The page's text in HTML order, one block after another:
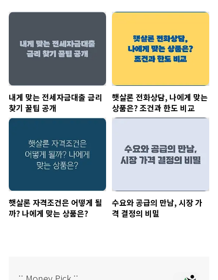
내게 맞는 전세자금대출 금리
찾기 꿀팁 공개
햇살론 전화상담, 나에게 맞는
상품은? 조건과 한도 비교
햇살론 자격조건은 어떻게 될
까? 나에게 맞는 상품은?
수요와 공급의 만남, 시장 가
격 결정의 비밀